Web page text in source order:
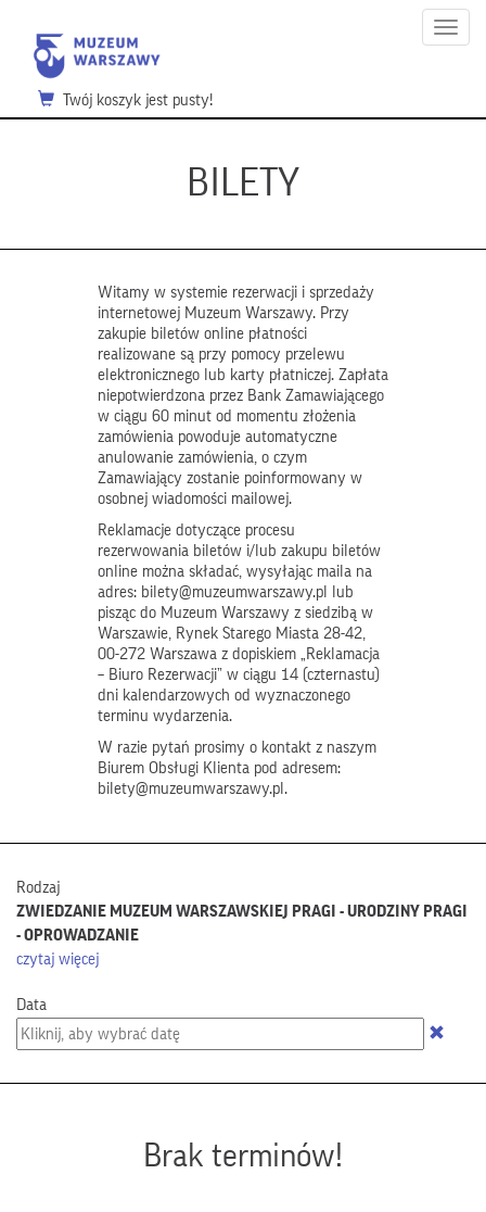
Menu
Twój koszyk jest pusty!
BILETY
Witamy w systemie rezerwacji i sprzedaży
internetowej Muzeum Warszawy. Przy
zakupie biletów online płatności
realizowane są przy pomocy przelewu
elektronicznego lub karty płatniczej. Zapłata
niepotwierdzona przez Bank Zamawiającego
w ciągu 60 minut od momentu złożenia
zamówienia powoduje automatyczne
anulowanie zamówienia, o czym
Zamawiający zostanie poinformowany w
osobnej wiadomości mailowej.
Reklamacje dotyczące procesu
rezerwowania biletów i/lub zakupu biletów
online można składać, wysyłając maila na
adres: bilety@muzeumwarszawy.pl lub
pisząc do Muzeum Warszawy z siedzibą w
Warszawie, Rynek Starego Miasta 28-42,
00-272 Warszawa z dopiskiem „Reklamacja
– Biuro Rezerwacji” w ciągu 14 (czternastu)
dni kalendarzowych od wyznaczonego
terminu wydarzenia.
W razie pytań prosimy o kontakt z naszym
Biurem Obsługi Klienta pod adresem:
bilety@muzeumwarszawy.pl.
Rodzaj
ZWIEDZANIE MUZEUM WARSZAWSKIEJ PRAGI - URODZINY PRAGI
- OPROWADZANIE
czytaj więcej
Data
Brak terminów!